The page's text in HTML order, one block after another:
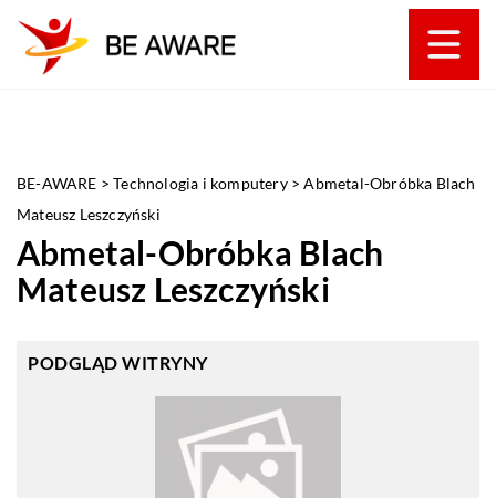
BE-AWARE >Technologia i komputery>Abmetal-Obróbka Blach
Mateusz Leszczyński
Abmetal-Obróbka Blach
Mateusz Leszczyński
PODGLĄD WITRYNY